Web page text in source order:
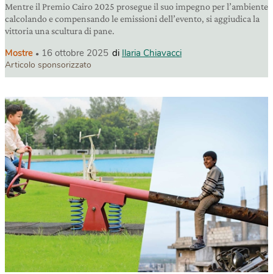
Mentre il Premio Cairo 2025 prosegue il suo impegno per l’ambiente
calcolando e compensando le emissioni dell’evento, si aggiudica la
vittoria una scultura di pane.
Mostre 16 ottobre 2025 di Ilaria Chiavacci
Articolo sponsorizzato